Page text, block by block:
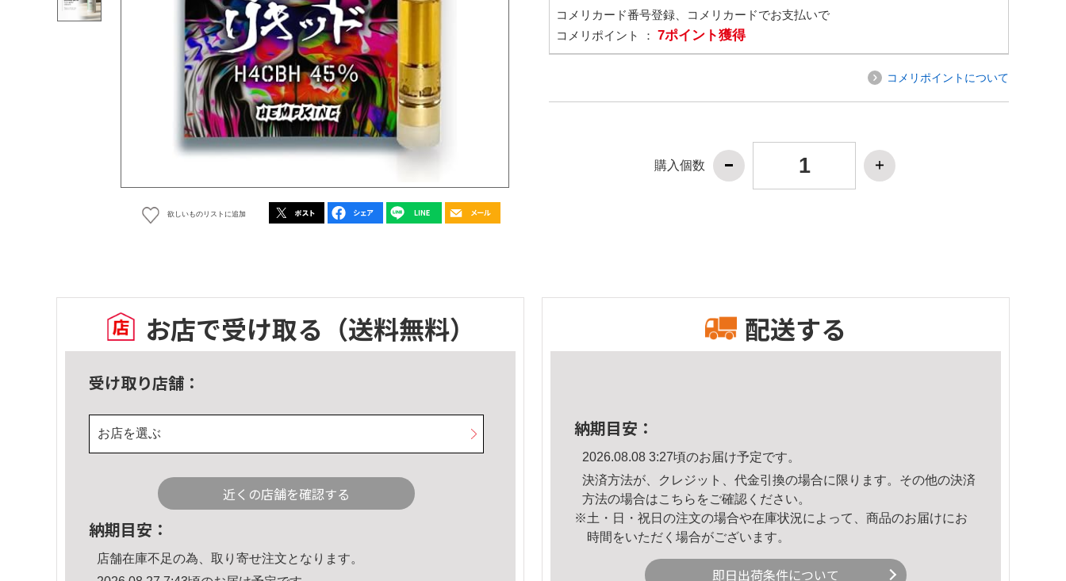
欲しいものリストに追加
コメリカード番号登録、コメリカードでお支払いで
コメリポイント ： 7ポイント獲得
コメリポイントについて
購入個数
お店で受け取る （送料無料）
受け取り店舗：
お店を選ぶ
近くの店舗を確認する
納期目安：
店舗在庫不足の為、取り寄せ注文となります。
配送する
納期目安：
2026.08.08 3:27頃のお届け予定です。
決済方法が、クレジット、代金引換の場合に限ります。その他の決済
方法の場合はこちら をご確認ください。
※土・日・祝日の注文の場合や在庫状況によって、商品のお届けにお
時間をいただく場合がございます。
即日出荷条件について